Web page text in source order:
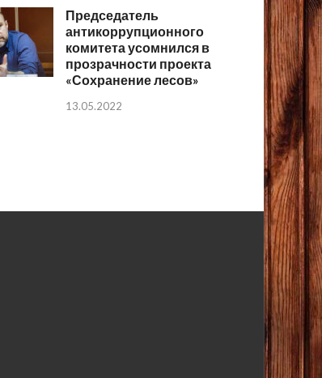
Председатель
антикоррупционного
комитета усомнился в
прозрачности проекта
«Сохранение лесов»
13.05.2022